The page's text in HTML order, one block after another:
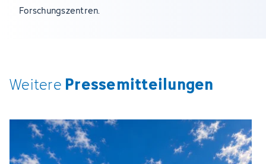
Forschungszentren.
Weitere Pressemitteilungen